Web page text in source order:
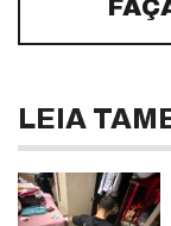
LEIA